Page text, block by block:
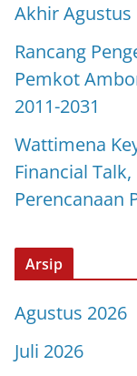
Akhir Agustus
Rancang
Pemkot
2011-2031
Wattimena
Financial
Perencanaan
Arsip
Agustus 2026
Juli 2026